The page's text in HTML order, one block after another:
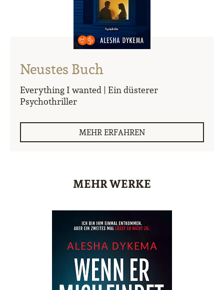
Neustes Buch
Everything I wanted | Ein düsterer
Psychothriller
MEHR ERFAHREN
MEHR WERKE